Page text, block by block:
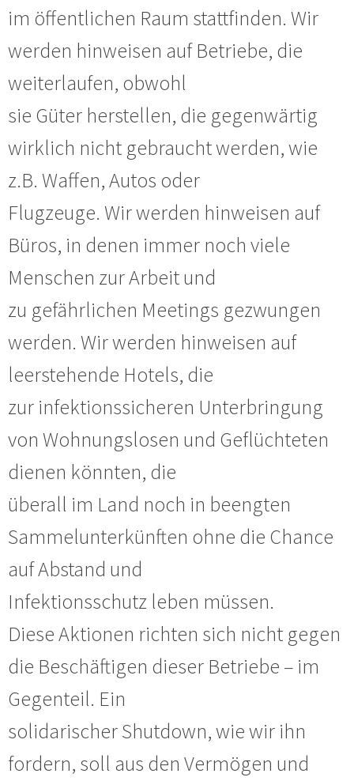
im öffentlichen Raum stattfinden. Wir
werden hinweisen auf Betriebe, die
weiterlaufen, obwohl
sie Güter herstellen, die gegenwärtig
wirklich nicht gebraucht werden, wie
z.B. Waffen, Autos oder
Flugzeuge. Wir werden hinweisen auf
Büros, in denen immer noch viele
Menschen zur Arbeit und
zu gefährlichen Meetings gezwungen
werden. Wir werden hinweisen auf
leerstehende Hotels, die
zur infektionssicheren Unterbringung
von Wohnungslosen und Geflüchteten
dienen könnten, die
überall im Land noch in beengten
Sammelunterkünften ohne die Chance
auf Abstand und
Infektionsschutz leben müssen.
Diese Aktionen richten sich nicht gegen
die Beschäftigen dieser Betriebe – im
Gegenteil. Ein
solidarischer Shutdown, wie wir ihn
fordern, soll aus den Vermögen und